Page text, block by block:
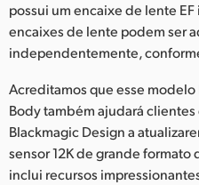
Sweden
Chinese Taipei
Turkey
UAE
Ukraine
possui um encaixe de lente
encaixes de lente podem ser
independentemente,
Acreditamos que esse modelo
Body também ajudará clientes
Blackmagic Design a
sensor 12K de grande formato
inclui recursos